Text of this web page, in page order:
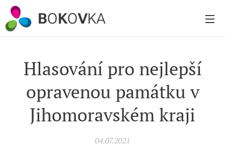
BOKOVKA
Hlasování pro nejlepší
opravenou památku v
Jihomoravském kraji
04.07.2021